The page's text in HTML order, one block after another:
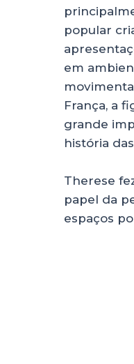
popular
em
França, a
grande
história
Therese
papel da
espaços